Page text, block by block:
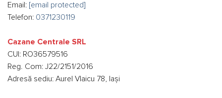
Email: [email protected]
Telefon: 0371230119
Cazane Centrale SRL
CUI: RO36579516
Reg. Com: J22/2151/2016
Adresă sediu: Aurel Vlaicu 78, Iași